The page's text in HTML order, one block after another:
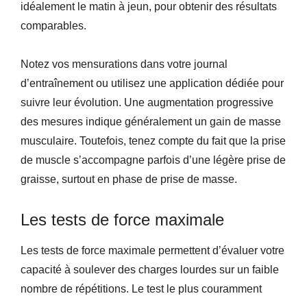
idéalement le matin à jeun, pour obtenir des résultats
comparables.
Notez vos mensurations dans votre journal
d’entraînement ou utilisez une application dédiée pour
suivre leur évolution. Une augmentation progressive
des mesures indique généralement un gain de masse
musculaire. Toutefois, tenez compte du fait que la prise
de muscle s’accompagne parfois d’une légère prise de
graisse, surtout en phase de prise de masse.
Les tests de force maximale
Les tests de force maximale permettent d’évaluer votre
capacité à soulever des charges lourdes sur un faible
nombre de répétitions. Le test le plus couramment